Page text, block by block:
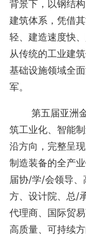
背景下，以钢结
建筑体系，凭借其
轻、建造速度快
从传统的工业建
基础设施领域全
军。
第五届亚洲
筑工业化、智能
沿方向，完整呈
制造装备的全产业
届协/学/会领导、
方、设计院、总/
代理商、国际贸
高质量、可持续方